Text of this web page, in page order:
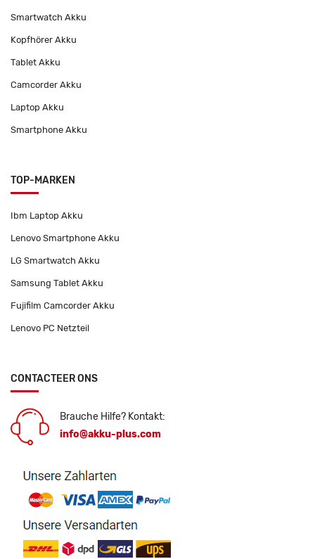
Smartwatch Akku
Kopfhörer Akku
Tablet Akku
Camcorder Akku
Laptop Akku
Smartphone Akku
TOP-MARKEN
Ibm Laptop Akku
Lenovo Smartphone Akku
LG Smartwatch Akku
Samsung Tablet Akku
Fujifilm Camcorder Akku
Lenovo PC Netzteil
CONTACTEER ONS
Brauche Hilfe? Kontakt:
info@akku-plus.com